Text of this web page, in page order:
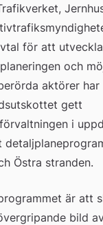
för att
och
aktörer har
gett
i
Östra stranden.
är att
bild